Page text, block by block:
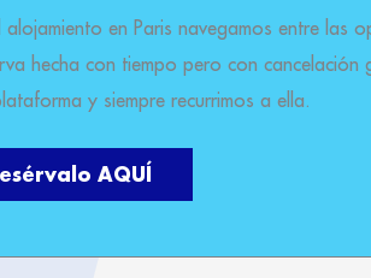
alojamiento en Paris navegamos entre las
hecha con tiempo pero con
y siempre recurrimos a ella.
AQUÍ